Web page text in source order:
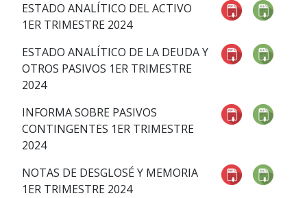
ESTADO ANALÍTICO DEL ACTIVO
1ER TRIMESTRE 2024
ESTADO ANALÍTICO DE LA DEUDA Y
OTROS PASIVOS 1ER TRIMESTRE
2024
INFORMA SOBRE PASIVOS
CONTINGENTES 1ER TRIMESTRE
2024
NOTAS DE DESGLOSÉ Y MEMORIA
1ER TRIMESTRE 2024